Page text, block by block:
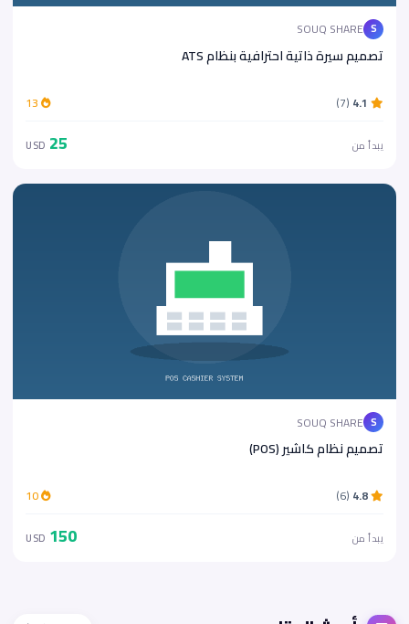
S
SOUQ SHARE
تصميم سيرة ذاتية احترافية بنظام ATS
4.1
(7)
يبدأ من 25
USD
S
SOUQ SHARE
تصميم نظام كاشير (POS)
4.8
(6)
يبدأ من 150
USD